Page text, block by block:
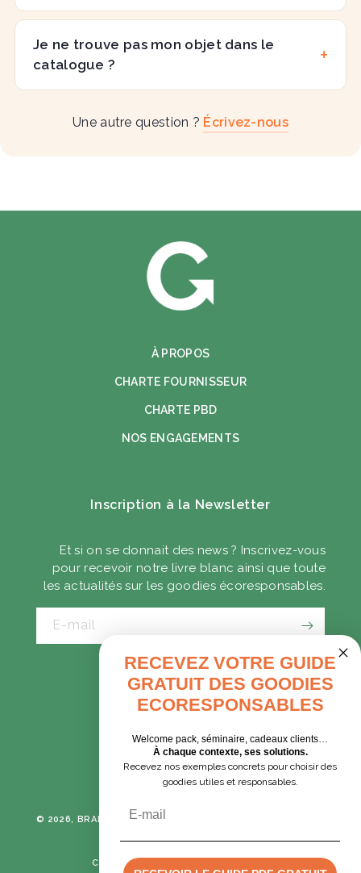
Je ne trouve pas mon objet dans le
catalogue ?
Une autre question ? Écrivez-nous
À PROPOS
CHARTE FOURNISSEUR
CHARTE PBD
NOS ENGAGEMENTS
Inscription à la Newsletter
Et si on se donnait des news ? Inscrivez-vous
pour recevoir notre livre blanc ainsi que toute
les actualités sur les goodies écoresponsables.
E-mail
CADEAUX D'AFFAIRES
GOODIES EXPRESS
Tumblr Instagram
© 2026, BRANE CORPORATION
POLITIQUE DE CONFIDENTIALITÉ
CONDITIONS GÉNÉRALES DE VENTE
RECEVEZ VOTRE GUIDE
GRATUIT DES GOODIES
ECORESPONSABLES
Welcome pack, séminaire, cadeaux clients…
À chaque contexte, ses solutions.
Recevez nos exemples concrets pour choisir des
goodies utiles et responsables.